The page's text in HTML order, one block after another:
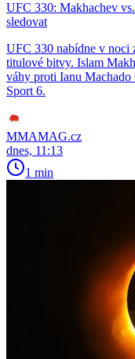
UFC 330: Makhachev
sledovat
UFC 330 nabídne v noci
titulové bitvy. Islam
váhy proti Ianu
Sport 6.
MMAMAG.cz
dnes, 11:13
1 min